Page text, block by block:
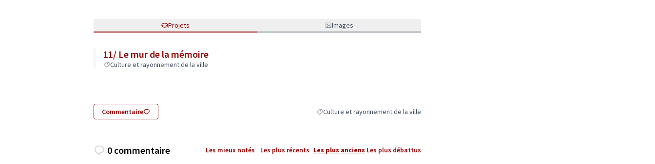
Projets Images
11/ Le mur de la mémoire
Culture et rayonnement de la ville
Commentaire Filtrer les résultats de la catégorie : Culture et rayonnement de la ville
Culture et rayonnement de la ville
0 commentaire Les mieux notés Les plus récents Les plus anciens Les plus débattus